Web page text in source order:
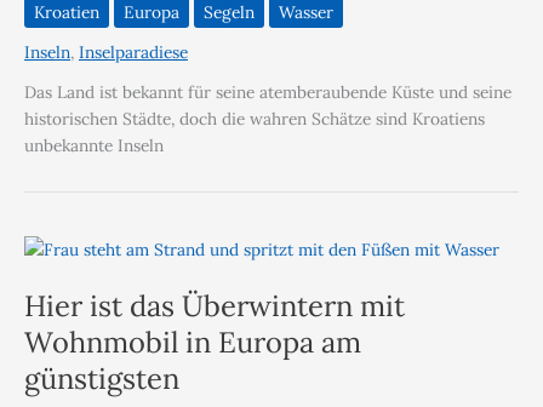
Kroatien Europa Segeln
Wasser
Inseln, Inselparadiese
Das Land ist bekannt für seine atemberaubende Küste und seine
historischen Städte, doch die wahren Schätze sind Kroatiens
unbekannte Inseln
Hier ist das Überwintern mit
Wohnmobil in Europa am
günstigsten